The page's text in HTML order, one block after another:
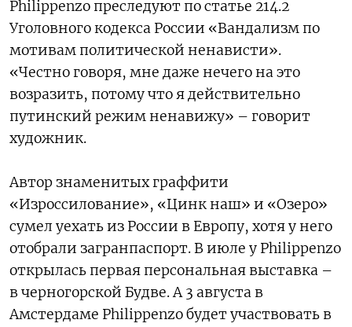
Philippenzo преследуют по статье 214.2
Уголовного кодекса России «Вандализм по
мотивам политической ненависти».
«Честно говоря, мне даже нечего на это
возразить, потому что я действительно
путинский режим ненавижу» – говорит
художник.
Автор знаменитых граффити
«Изроссилование», «Цинк наш» и «Озеро»
сумел уехать из России в Европу, хотя у него
отобрали загранпаспорт. В июле у Philippenzo
открылась первая персональная выставка –
в черногорской Будве. А 3 августа в
Амстердаме Philippenzo будет участвовать в